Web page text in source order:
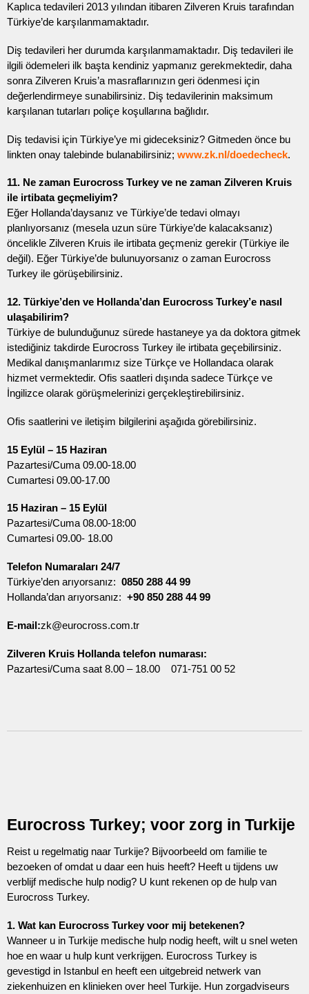
Kaplıca tedavileri 2013 yılından itibaren Zilveren Kruis tarafından
Türkiye’de karşılanmamaktadır.
Diş tedavileri her durumda karşılanmamaktadır. Diş tedavileri ile
ilgili ödemeleri ilk başta kendiniz yapmanız gerekmektedir, daha
sonra Zilveren Kruis’a masraflarınızın geri ödenmesi için
değerlendirmeye sunabilirsiniz. Diş tedavilerinin maksimum
karşılanan tutarları poliçe koşullarına bağlıdır.
Diş tedavisi için Türkiye’ye mi gideceksiniz? Gitmeden önce bu
linkten onay talebinde bulanabilirsiniz; www.zk.nl/doedecheck.
11. Ne zaman Eurocross Turkey ve ne zaman Zilveren Kruis
ile irtibata geçmeliyim?
Eğer Hollanda’daysanız ve Türkiye’de tedavi olmayı
planlıyorsanız (mesela uzun süre Türkiye’de kalacaksanız)
öncelikle Zilveren Kruis ile irtibata geçmeniz gerekir (Türkiye ile
değil). Eğer Türkiye’de bulunuyorsanız o zaman Eurocross
Turkey ile görüşebilirsiniz.
12. Türkiye’den ve Hollanda’dan Eurocross Turkey’e nasıl
ulaşabilirim?
Türkiye de bulunduğunuz sürede hastaneye ya da doktora gitmek
istediğiniz takdirde Eurocross Turkey ile irtibata geçebilirsiniz.
Medikal danışmanlarımız size Türkçe ve Hollandaca olarak
hizmet vermektedir. Ofis saatleri dışında sadece Türkçe ve
İngilizce olarak görüşmelerinizi gerçekleştirebilirsiniz.
Ofis saatlerini ve iletişim bilgilerini aşağıda görebilirsiniz.
15 Eylül – 15 Haziran
Pazartesi/Cuma 09.00-18.00
Cumartesi 09.00-17.00
15 Haziran – 15 Eylül
Pazartesi/Cuma 08.00-18:00
Cumartesi 09.00- 18.00
Telefon Numaraları 24/7
Türkiye’den arıyorsanız: 0850 288 44 99
Hollanda’dan arıyorsanız: +90 850 288 44 99
E-mail:zk@eurocross.com.tr
Zilveren Kruis Hollanda telefon numarası:
Pazartesi/Cuma saat 8.00 – 18.00 071-751 00 52
Eurocross Turkey; voor zorg in Turkije
Reist u regelmatig naar Turkije? Bijvoorbeeld om familie te
bezoeken of omdat u daar een huis heeft? Heeft u tijdens uw
verblijf medische hulp nodig? U kunt rekenen op de hulp van
Eurocross Turkey.
1. Wat kan Eurocross Turkey voor mij betekenen?
Wanneer u in Turkije medische hulp nodig heeft, wilt u snel weten
hoe en waar u hulp kunt verkrijgen. Eurocross Turkey is
gevestigd in Istanbul en heeft een uitgebreid netwerk van
ziekenhuizen en klinieken over heel Turkije. Hun zorgadviseurs